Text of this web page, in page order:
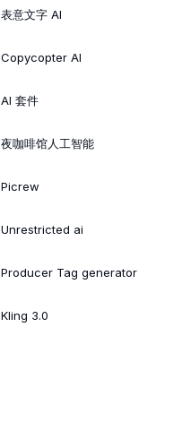
表意文字 AI
Copycopter AI
AI 套件
夜咖啡馆人工智能
Picrew
Unrestricted ai
Producer Tag generator
Kling 3.0